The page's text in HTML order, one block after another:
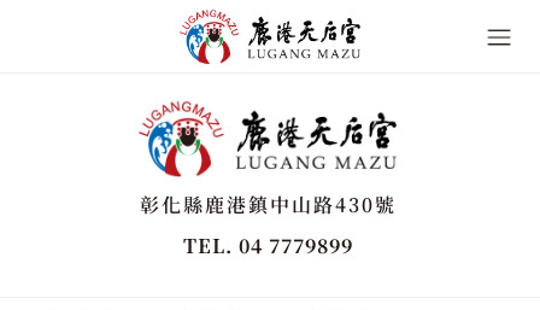
彰化縣鹿港鎮中山路430號
TEL. 04 7779899